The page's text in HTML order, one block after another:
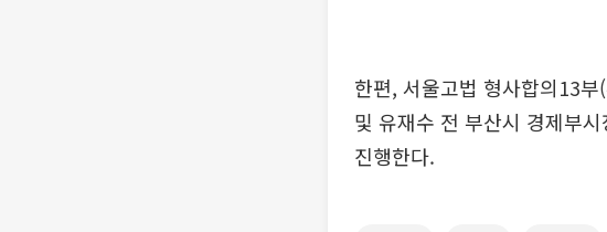
한편, 서울고법 형사합의13부
및 유재수 전 부산시 경제부
진행한다.